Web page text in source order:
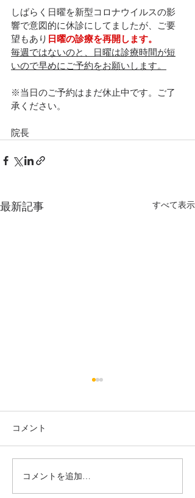
しばらく日曜を新型コロナウイルスの影
響で意図的に休診にしてましたが、ご要
望もあり 日曜の診療を再開します。
毎週ではないのと、日曜は診療時間が短
いので早めにご予約をお願いします。
※当日のご予約はまだ休止中です。ご了
承ください。
院長
最新記事 すべて表示
月の光2周年！
コメント
コメントを追加…